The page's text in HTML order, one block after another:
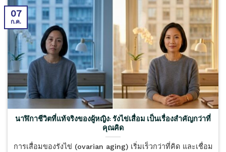
นาฬิกาชีวิตที่แท้จริงของผู้หญิง: รังไข่เสื่อม เป็นเรื่องสำคัญกว่าที่
คุณคิด
การเสื่อมของรังไข่ (ovarian aging) เริ่มเร็วกว่าที่คิด และเชื่อม
07
ก.ค.